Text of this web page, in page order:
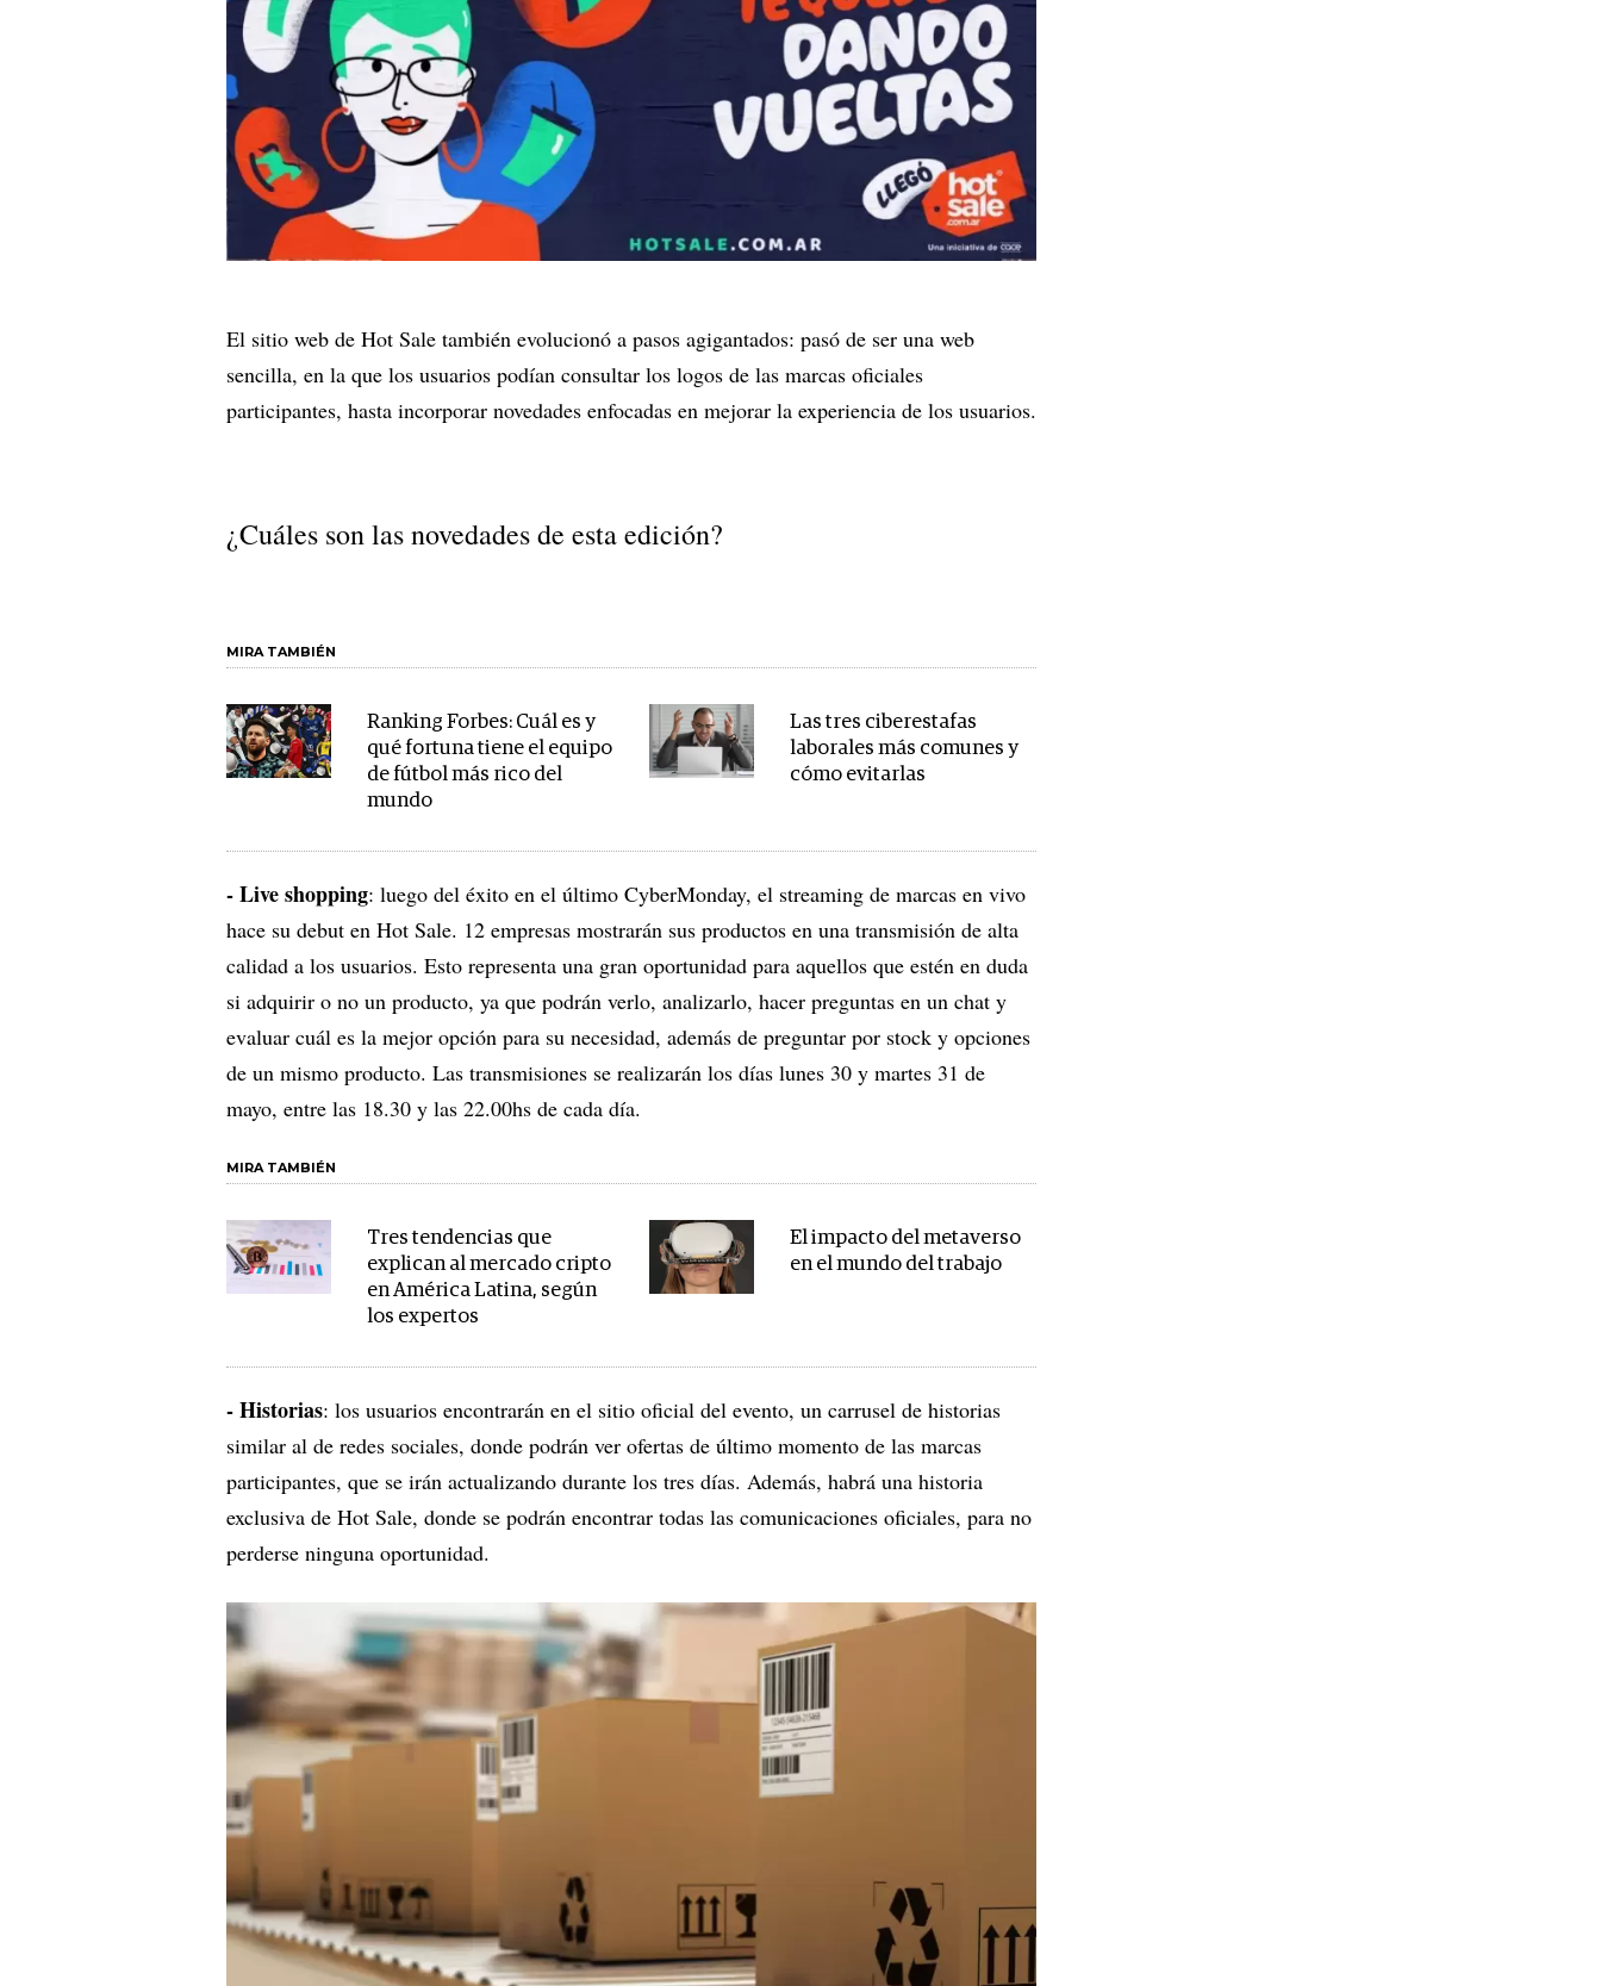
El sitio web de Hot Sale también evolucionó a pasos agigantados: pasó de ser una web
sencilla, en la que los usuarios podían consultar los logos de las marcas oficiales
participantes, hasta incorporar novedades enfocadas en mejorar la experiencia de los usuarios.
¿Cuáles son las novedades de esta edición?
MIRA TAMBIÉN
Ranking Forbes: Cuál es y
qué fortuna tiene el equipo
de fútbol más rico del
mundo
Las tres ciberestafas
laborales más comunes y
cómo evitarlas
- Live shopping: luego del éxito en el último CyberMonday, el streaming de marcas en vivo
hace su debut en Hot Sale. 12 empresas mostrarán sus productos en una transmisión de alta
calidad a los usuarios. Esto representa una gran oportunidad para aquellos que estén en duda
si adquirir o no un producto, ya que podrán verlo, analizarlo, hacer preguntas en un chat y
evaluar cuál es la mejor opción para su necesidad, además de preguntar por stock y opciones
de un mismo producto. Las transmisiones se realizarán los días lunes 30 y martes 31 de
mayo, entre las 18.30 y las 22.00hs de cada día.
MIRA TAMBIÉN
Tres tendencias que
explican al mercado cripto
en América Latina, según
los expertos
El impacto del metaverso
en el mundo del trabajo
- Historias: los usuarios encontrarán en el sitio oficial del evento, un carrusel de historias
similar al de redes sociales, donde podrán ver ofertas de último momento de las marcas
participantes, que se irán actualizando durante los tres días. Además, habrá una historia
exclusiva de Hot Sale, donde se podrán encontrar todas las comunicaciones oficiales, para no
perderse ninguna oportunidad.